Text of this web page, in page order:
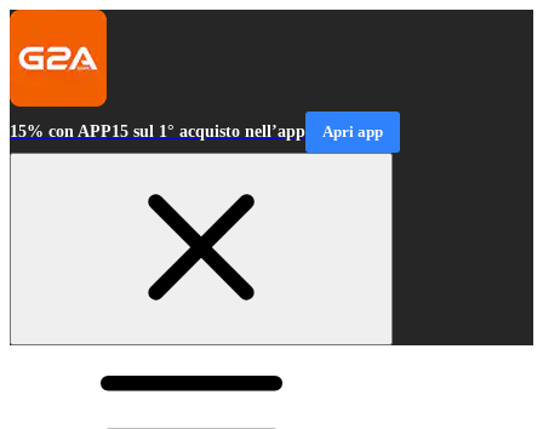
15% con APP15 sul 1° acquisto nell’app Apri app